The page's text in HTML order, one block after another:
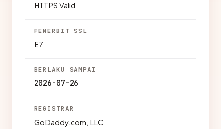
HTTPS Valid
PENERBIT SSL
E7
BERLAKU SAMPAI
2026-07-26
REGISTRAR
GoDaddy.com, LLC